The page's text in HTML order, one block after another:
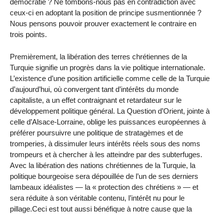
démocratie ? Ne tombons-nous pas en contradiction avec
ceux-ci en adoptant la position de principe susmentionnée ?
Nous pensons pouvoir prouver exactement le contraire en
trois points.
Premièrement, la libération des terres chrétiennes de la
Turquie signifie un progrès dans la vie politique internationale.
L’existence d’une position artificielle comme celle de la Turquie
d’aujourd’hui, où convergent tant d’intérêts du monde
capitaliste, a un effet contraignant et retardateur sur le
développement politique général. La Question d’Orient, jointe à
celle d’Alsace-Lorraine, oblige les puissances européennes à
préférer poursuivre une politique de stratagèmes et de
tromperies, à dissimuler leurs intérêts réels sous des noms
trompeurs et à chercher à les atteindre par des subterfuges.
Avec la libération des nations chrétiennes de la Turquie, la
politique bourgeoise sera dépouillée de l’un de ses derniers
lambeaux idéalistes — la « protection des chrétiens » — et
sera réduite à son véritable contenu, l’intérêt nu pour le
pillage.Ceci est tout aussi bénéfique à notre cause que la